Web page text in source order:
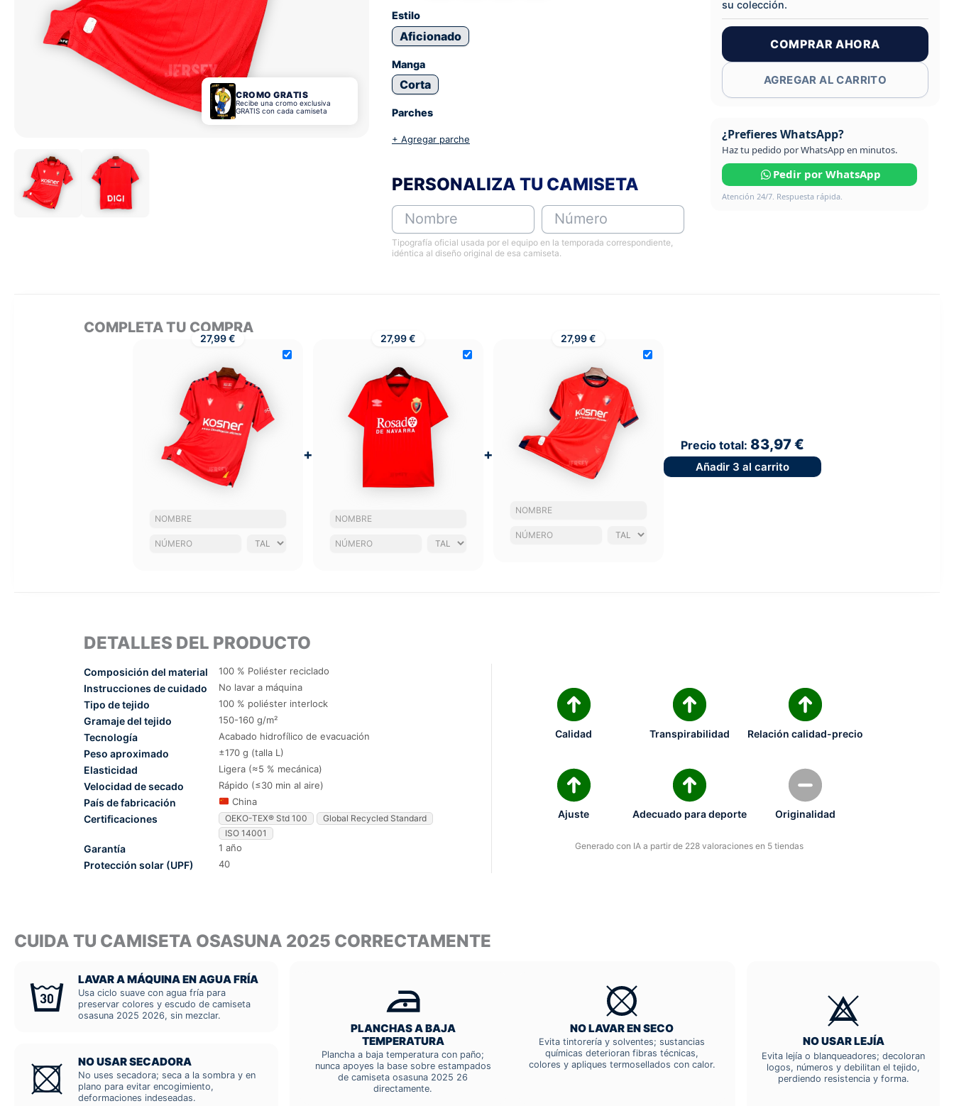
CROMO GRATIS
Recibe una cromo exclusiva
GRATIS con cada camiseta
Estilo
Aficionado
Manga
Corta
Parches
+ Agregar parche
PERSONALIZA TU CAMISETA
Nombre Número
Tipografía oficial usada por el equipo en la temporada correspondiente,
idéntica al diseño original de esa camiseta.
su colección.
COMPRAR AHORA
AGREGAR AL CARRITO
¿Prefieres WhatsApp?
Haz tu pedido por WhatsApp en minutos.
Pedir por WhatsApp
Atención 24/7. Respuesta rápida.
COMPLETA TU COMPRA
27,99 €
+
27,99 €
+
27,99 €
Precio total: 83,97 €
Añadir 3 al carrito
DETALLES DEL PRODUCTO
Composición del material 100 % Poliéster reciclado
Instrucciones de cuidado No lavar a máquina
Tipo de tejido 100 % poliéster interlock
Gramaje del tejido 150-160 g/m²
Tecnología Acabado hidrofílico de evacuación
Peso aproximado ±170 g (talla L)
Elasticidad Ligera (≈5 % mecánica)
Velocidad de secado Rápido (≤30 min al aire)
País de fabricación China
Certificaciones OEKO-TEX® Std 100
Global Recycled Standard
ISO 14001
Garantía 1 año
Protección solar (UPF) 40
Calidad Transpirabilidad Relación calidad-precio
Ajuste Adecuado para deporte Originalidad
Generado con IA a partir de 228 valoraciones en 5 tiendas
CUIDA TU CAMISETA OSASUNA 2025 CORRECTAMENTE
LAVAR A MÁQUINA EN AGUA FRÍA
Usa ciclo suave con agua fría para
preservar colores y escudo de camiseta
osasuna 2025 2026, sin mezclar.
NO USAR SECADORA
No uses secadora; seca a la sombra y en
plano para evitar encogimiento,
deformaciones indeseadas.
PLANCHAS A BAJA
TEMPERATURA
Plancha a baja temperatura con paño;
nunca apoyes la base sobre estampados
de camiseta osasuna 2025 26
directamente.
NO LAVAR EN SECO
Evita tintorería y solventes; sustancias
químicas deterioran fibras técnicas,
colores y apliques termosellados con calor.
NO USAR LEJÍA
Evita lejía o blanqueadores; decoloran
logos, números y debilitan el tejido,
perdiendo resistencia y forma.